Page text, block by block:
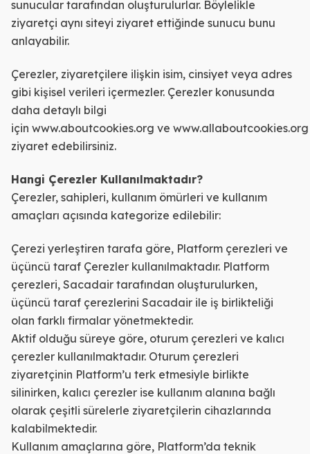
sunucular tarafından oluşturulurlar. Böylelikle
ziyaretçi aynı siteyi ziyaret ettiğinde sunucu bunu
anlayabilir.
Çerezler, ziyaretçilere ilişkin isim, cinsiyet veya adres
gibi kişisel verileri içermezler. Çerezler konusunda
daha detaylı bilgi
için www.aboutcookies.org ve www.allaboutcookies.org
ziyaret edebilirsiniz.
Hangi Çerezler Kullanılmaktadır?
Çerezler, sahipleri, kullanım ömürleri ve kullanım
amaçları açısında kategorize edilebilir:
Çerezi yerleştiren tarafa göre, Platform çerezleri ve
üçüncü taraf Çerezler kullanılmaktadır. Platform
çerezleri, Sacadair tarafından oluşturulurken,
üçüncü taraf çerezlerini Sacadair ile iş birlikteliği
olan farklı firmalar yönetmektedir.
Aktif olduğu süreye göre, oturum çerezleri ve kalıcı
çerezler kullanılmaktadır. Oturum çerezleri
ziyaretçinin Platform’u terk etmesiyle birlikte
silinirken, kalıcı çerezler ise kullanım alanına bağlı
olarak çeşitli sürelerle ziyaretçilerin cihazlarında
kalabilmektedir.
Kullanım amaçlarına göre, Platform’da teknik